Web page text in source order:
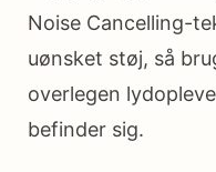
Noise Cancelling-
uønsket støj, så
overlegen
befinder sig.